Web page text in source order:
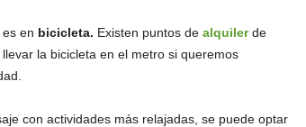
en bicicleta. Existen puntos de alquilerde
la bicicleta en el metro si queremos
con actividades más relajadas, se puede optar